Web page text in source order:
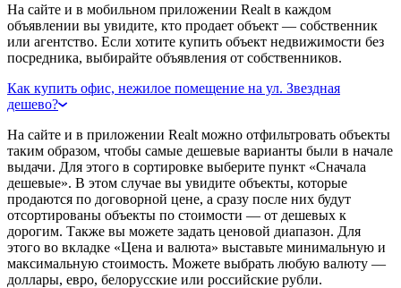
На сайте и в мобильном приложении Realt в каждом
объявлении вы увидите, кто продает объект — собственник
или агентство. Если хотите купить объект недвижимости без
посредника, выбирайте объявления от собственников.
Как купить офис, нежилое помещение на ул. Звездная
дешево?
На сайте и в приложении Realt можно отфильтровать объекты
таким образом, чтобы самые дешевые варианты были в начале
выдачи. Для этого в сортировке выберите пункт «Сначала
дешевые». В этом случае вы увидите объекты, которые
продаются по договорной цене, а сразу после них будут
отсортированы объекты по стоимости — от дешевых к
дорогим. Также вы можете задать ценовой диапазон. Для
этого во вкладке «Цена и валюта» выставьте минимальную и
максимальную стоимость. Можете выбрать любую валюту —
доллары, евро, белорусские или российские рубли.